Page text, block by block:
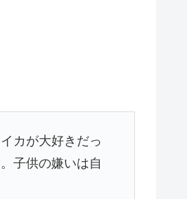
カが大好きだっ
子供の嫌いは自